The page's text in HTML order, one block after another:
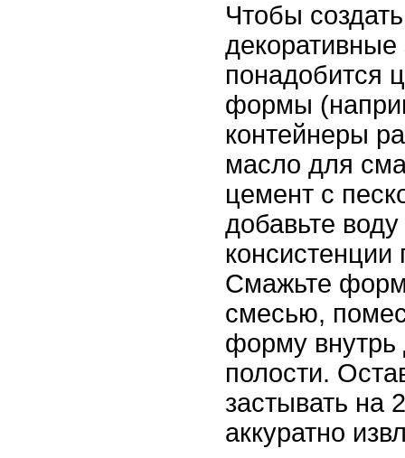
Чтобы
понадобится
формы
контейнеры
масло для
цемент с
добавьте
консистенции
Смажьте
смесью,
форму внутрь
полости.
застывать на
аккуратно